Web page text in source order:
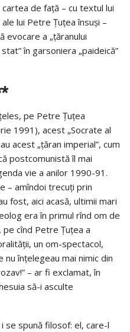
de față – cu textul lui
lui Petre Țuțea însuși –
evocare a „țăranului
în garsoniera „paideică”
pe Petre Ţuţea
1991), acest „Socrate al
acest „ţăran imperial”, cum
postcomunistă îl mai
vie a anilor 1990-91.
– amîndoi trecuţi prin
fost, aici acasă, ultimii mari
era în primul rînd om de
cînd Petre Ţuţea a
un om-spectacol,
nu înţelegeau mai nimic din
– ar fi exclamat, în
să-i asculte
se spună filosof: el, care-l